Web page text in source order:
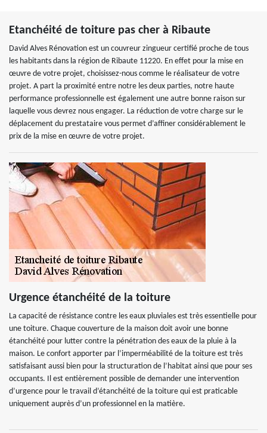
Etanchéité de toiture pas cher à Ribaute
David Alves Rénovation est un couvreur zingueur certifié proche de tous
les habitants dans la région de Ribaute 11220. En effet pour la mise en
œuvre de votre projet, choisissez-nous comme le réalisateur de votre
projet. A part la proximité entre notre les deux parties, notre haute
performance professionnelle est également une autre bonne raison sur
laquelle vous devrez nous engager. La réduction de votre charge sur le
déplacement du prestataire vous permet d’affiner considérablement le
prix de la mise en œuvre de votre projet.
Urgence étanchéité de la toiture
La capacité de résistance contre les eaux pluviales est très essentielle pour
une toiture. Chaque couverture de la maison doit avoir une bonne
étanchéité pour lutter contre la pénétration des eaux de la pluie à la
maison. Le confort apporter par l’imperméabilité de la toiture est très
satisfaisant aussi bien pour la structuration de l’habitat ainsi que pour ses
occupants. Il est entièrement possible de demander une intervention
d’urgence pour le travail d’étanchéité de la toiture qui est praticable
uniquement auprès d’un professionnel en la matière.